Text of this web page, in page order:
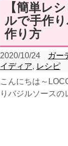
【簡単レ
ルで手作
作り方
2020/10/24 ガー
イディア, レシピ
こんにちは～
りバジルソースの